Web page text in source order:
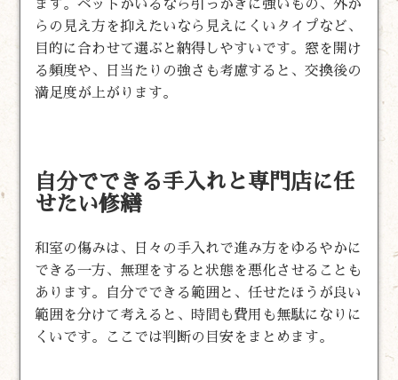
ます。ペットがいるなら引っかきに強いもの、外か
らの見え方を抑えたいなら見えにくいタイプなど、
目的に合わせて選ぶと納得しやすいです。窓を開け
る頻度や、日当たりの強さも考慮すると、交換後の
満足度が上がります。
自分でできる手入れと専門店に任
せたい修繕
和室の傷みは、日々の手入れで進み方をゆるやかに
できる一方、無理をすると状態を悪化させることも
あります。自分でできる範囲と、任せたほうが良い
範囲を分けて考えると、時間も費用も無駄になりに
くいです。ここでは判断の目安をまとめます。